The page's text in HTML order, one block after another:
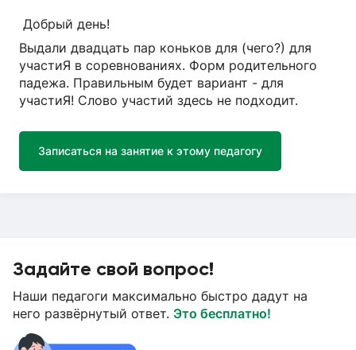
Добрый день!
Выдали двадцать пар коньков для (чего?) для
участиЯ в соревнованиях. Форм родительного
падежа. Правильным будет вариант - для
участиЯ! Слово участий здесь не подходит.
Записаться на занятие к этому педагогу
Задайте свой вопрос!
Наши педагоги максимально быстро дадут на
него развёрнутый ответ. Это бесплатно!